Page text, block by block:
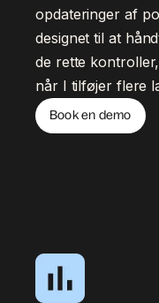
opdateringer af
designet til at
de rette
når I tilføjer flere
Book en demo